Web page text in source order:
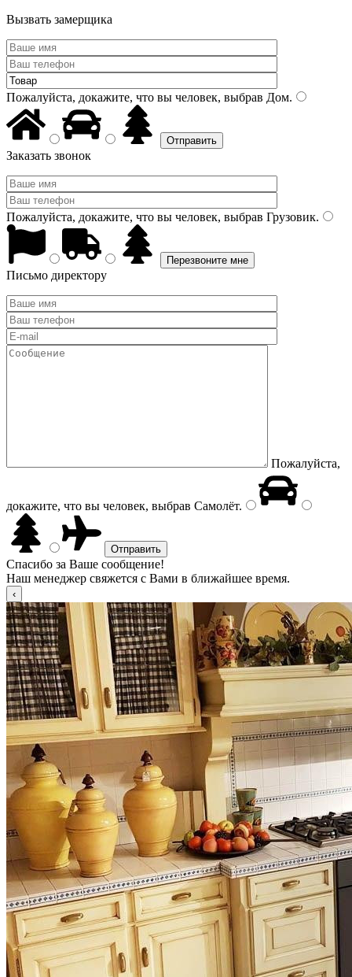
Вызвать замерщика
Пожалуйста, докажите, что вы человек, выбрав Дом.
Заказать звонок
Пожалуйста, докажите, что вы человек, выбрав Грузовик.
Письмо директору
Пожалуйста,
докажите, что вы человек, выбрав Самолёт.
Спасибо за Ваше сообщение!
Наш менеджер свяжется с Вами в ближайшее время.